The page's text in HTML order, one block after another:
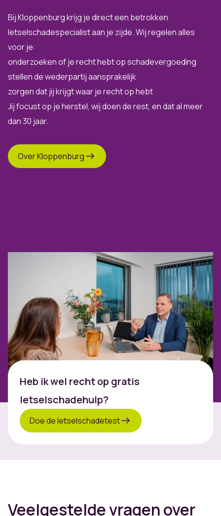
Bij Kloppenburg krijg je direct een betrokken
letselschadespecialist aan je zijde. Wij regelen alles
voor je:
onderzoeken of je recht hebt op schadevergoeding
stellen de wederpartij aansprakelijk
zorgen dat jij krijgt waar je recht op hebt
Jij focust op je herstel, wij doen de rest, en dat al meer
dan 30 jaar.
Over Kloppenburg
Heb ik wel recht op gratis
letselschadehulp?
Doe de letselschadetest
Veelgestelde vragen over